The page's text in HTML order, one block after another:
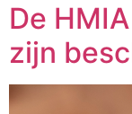
De
zijn